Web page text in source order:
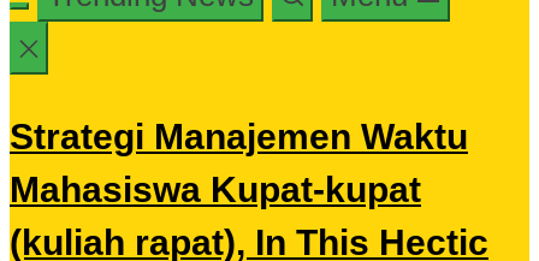
Strategi Manajemen Waktu
Mahasiswa Kupat-kupat
(kuliah rapat), In This Hectic